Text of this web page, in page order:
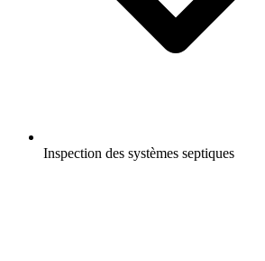
Inspection des systèmes septiques